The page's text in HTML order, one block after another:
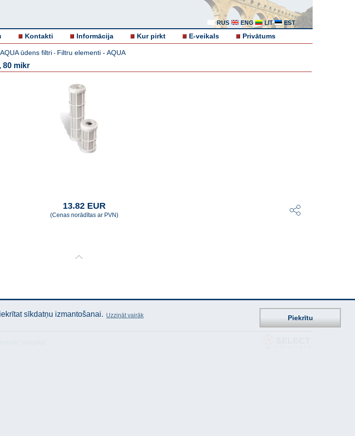
RUS ENG LIT EST
Kontakti Informācija Kur pirkt E-veikals Privātums
AQUA ūdens filtri - Filtru elementi - AQUA
80 mikr
13.82 EUR
(Cenas norādītas ar PVN)
sīkdatņu izmantošanai. Uzzināt vairāk Piekrītu